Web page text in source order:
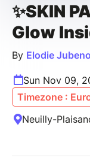
✨SKIN
Glow
By Elodie
Sun Nov 09,
Timezone :
Neuilly-